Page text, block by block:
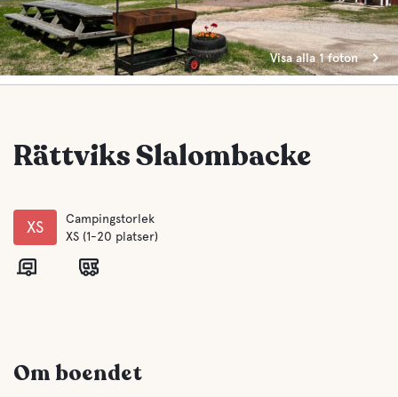
Visa alla 1 foton
Rättviks Slalombacke
XS
Campingstorlek
XS (1-20 platser)
Om boendet